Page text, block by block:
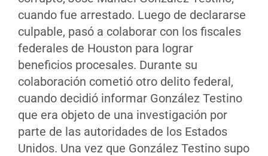
cuando fue arrestado. Luego de declararse
culpable, pasó a colaborar con los fiscales
federales de Houston para lograr
beneficios procesales. Durante su
colaboración cometió otro delito federal,
cuando decidió informar González Testino
que era objeto de una investigación por
parte de las autoridades de los Estados
Unidos. Una vez que González Testino supo